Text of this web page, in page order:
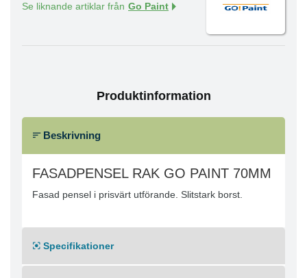
Se liknande artiklar från Go Paint
Produktinformation
Beskrivning
FASADPENSEL RAK GO PAINT 70MM
Fasad pensel i prisvärt utförande. Slitstark borst.
Specifikationer